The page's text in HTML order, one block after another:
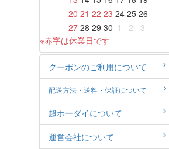
20 21 22 23 24 25 26
27 28 29 30 1 2
3
※赤字は休業日です
クーポンのご利用について
配送方法・送料・保証について
超ホーダイについて
運営会社について